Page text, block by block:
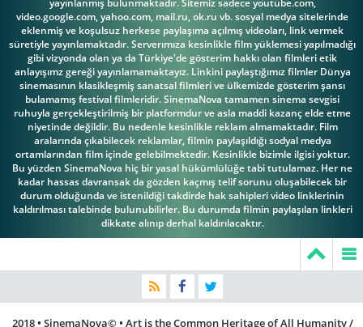
Sylvie Testud Tilda Swinton Toby Ashraf
Vincenza Modica
Luca
Guadagnino
Brad Fischer
Guadagnino
Marco Morabito
yayınlanmış bulunmaktadır. Sitemiz sadece youtube.com,
video.google.com, yahoo.com, mail.ru, ok.ru vb. sosyal medya sitelerinde
eklenmiş ve koşulsuz herkese paylaşıma açılmış videoları, link vermek
süretiyle yayınlamaktadır. Serverımıza kesinlikle film yüklemesi yapılmadığı
gibi vizyonda olan ya da Türkiye'de gösterim hakkı olan filmleri etik
anlayışımz gereği yayınlamamaktayız. Linkini paylaştığımız filmler Dünya
sinemasının klasikleşmiş sanatsal filmleri ve ülkemizde gösterim şansı
bulamamış festival filmleridir. SinemaNova tamamen sinema sevgisi
ruhuyla gerçekleştirilmiş bir platformdur ve asla maddi kazanç elde etme
niyetinde değildir. Bu nedenle kesinlikle reklam almamaktadır. Film
aralarında çıkabilecek reklamlar, filmin paylaşıldığı sodyal medya
ortamlarından film içinde gelebilmektedir. Kesinlikle bizimle ilgisi yoktur.
Bu yüzden SinemaNova hiç bir yasal hükümlülüğe tabi tutulamaz. Her ne
kadar hassas davransak da gözden kaçmış telif sorunu oluşabilecek bir
durum olduğunda ve istenildiği takdirde hak sahipleri video linklerinin
kaldırılması talebinde bulunubilirler. Bu durumda filmin paylaşılan linkleri
dikkate alınıp derhal kaldırılacaktır.
2018 • SinemaNova© • Art is the Common Heritage of All Humanity /